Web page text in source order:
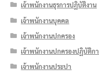
เจ้าพนักงานธุรการปฏิบัติงาน
เจ้าพนักงานบุคคล
เจ้าพนักงานปกครอง
เจ้าพนักงานปกครองปฏิบัติก
เจ้าพนักงานประปา